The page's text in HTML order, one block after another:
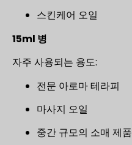
스킨케어 오일
15ml 병
자주 사용되는 용도:
전문 아로마 테라피
마사지 오일
중간 규모의 소매 제품